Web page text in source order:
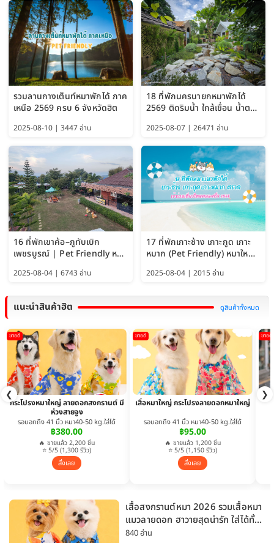
รวมลานกางเต็นท์หมาพักได้ ภาค
เหนือ 2569 ครบ 6 จังหวัดฮิต
2025-08-10 | 3447 อ่าน
18 ที่พักนครนายกหมาพักได้
2569 ติดริมน้ำ ใกล้เขื่อน น้ำตก
ได้
2025-08-07 | 26471 อ่าน
16 ที่พักเขาค้อ–ภูทับเบิก
เพชรบูรณ์ | Pet Friendly หมา
2025-08-04 | 6743 อ่าน
17 ที่พักเกาะช้าง เกาะกูด เกาะ
หมาก (Pet Friendly) หมาใหญ่
2025-08-04 | 2015 อ่าน
แนะนำสินค้าฮิต ดูสินค้าทั้งหมด
❮ ❯
ขายดี
กระโปรงหมาใหญ่ ลายดอกสงกรานต์ มี
ห่วงสายจูง
รอบอกถึง 41 นิ้ว หมา40-50 kg.ใส่ได้
฿380.00
🔥 ขายแล้ว 2,200 ชิ้น
⭐ 5/5 (1,300 รีวิว)
สั่งเลย
ขายดี
เสื้อหมาใหญ่ กระโปรงลายดอกหมาใหญ่
รอบอกถึง 41 นิ้ว หมา40-50 kg.ใส่ได้
฿95.00
🔥 ขายแล้ว 1,200 ชิ้น
⭐ 5/5 (1,150 รีวิว)
สั่งเลย
ขายดี
เสื้อสงกรานต์หมา 2026 รวมเสื้อหมา
แมวลายดอก ฮาวายสุดน่ารัก ใส่ได้ทั้ง
หมาเล็กและหมาใหญ่
840 อ่าน